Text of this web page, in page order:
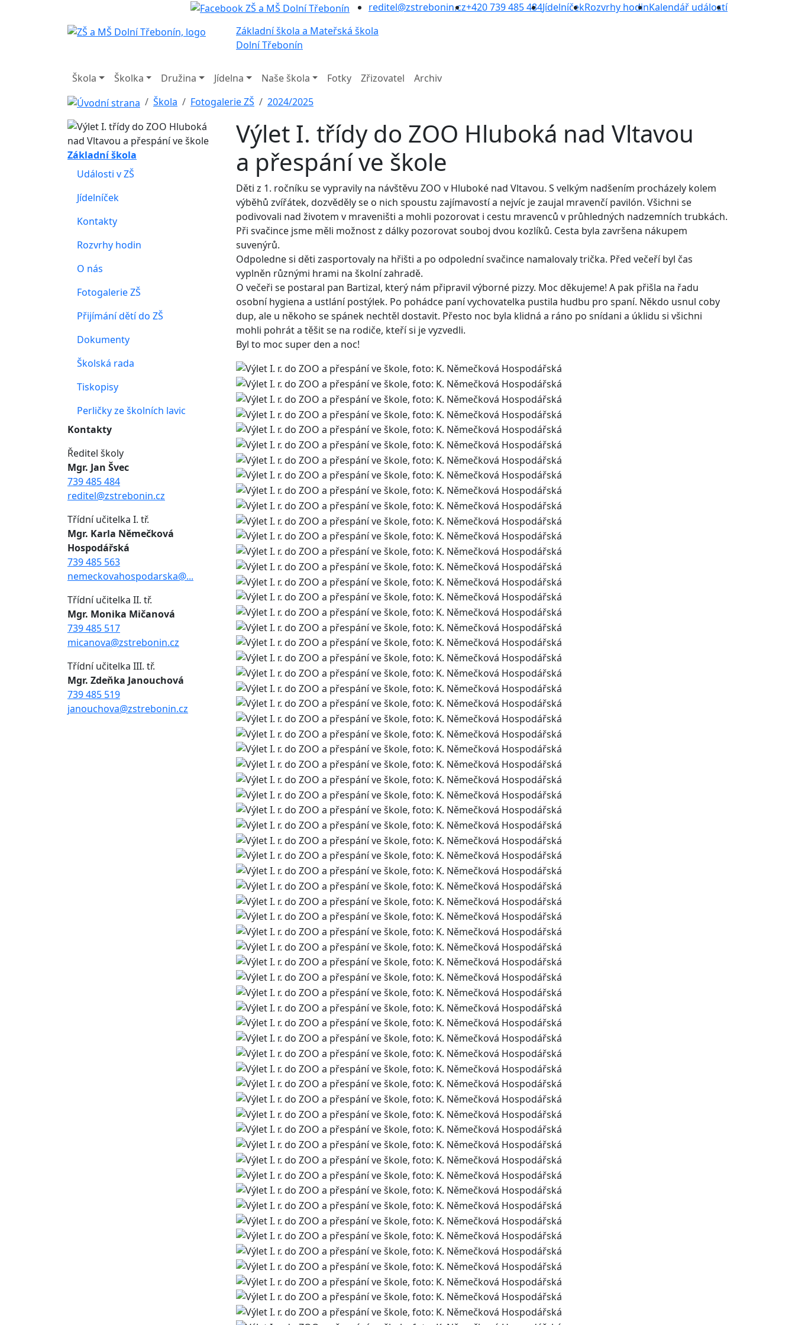
reditel@zstrebonin.cz+420 739 485 484JídelníčekRozvrhy hodinKalendář událostí
Základní škola a Mateřská škola
Dolní Třebonín
Škola Školka Družina Jídelna Naše škola Fotky Zřizovatel
Archiv
Škola
Fotogalerie ZŠ 2024/2025
Výlet I. třídy do ZOO Hluboká nad Vltavou
a přespání ve škole
Děti z 1. ročníku se vypravily na návštěvu ZOO v Hluboké nad Vltavou. S velkým nadšením procházely kolem
výběhů zvířátek, dozvěděly se o nich spoustu zajímavostí a nejvíc je zaujal mravenčí pavilón. Všichni se
podivovali nad životem v mraveništi a mohli pozorovat i cestu mravenců v průhledných nadzemních trubkách.
Při svačince jsme měli možnost z dálky pozorovat souboj dvou kozlíků. Cesta byla završena nákupem
suvenýrů.
Odpoledne si děti zasportovaly na hřišti a po odpolední svačince namalovaly trička. Před večeří byl čas
vyplněn různými hrami na školní zahradě.
O večeři se postaral pan Bartizal, který nám připravil výborné pizzy. Moc děkujeme! A pak přišla na řadu
osobní hygiena a ustlání postýlek. Po pohádce paní vychovatelka pustila hudbu pro spaní. Někdo usnul coby
dup, ale u někoho se spánek nechtěl dostavit. Přesto noc byla klidná a ráno po snídani a úklidu si všichni
mohli pohrát a těšit se na rodiče, kteří si je vyzvedli.
Byl to moc super den a noc!
Základní škola
Události v ZŠ
Jídelníček
Kontakty
Rozvrhy hodin
O nás
Fotogalerie ZŠ
Přijímání dětí do ZŠ
Dokumenty
Školská rada
Tiskopisy
Perličky ze školních lavic
Kontakty
Ředitel školy
Mgr. Jan Švec
739 485 484
reditel@zstrebonin.cz
Třídní učitelka I. tř.
Mgr. Karla Němečková
Hospodářská
739 485 563
nemeckovahospodarska@...
Třídní učitelka II. tř.
Mgr. Monika Mičanová
739 485 517
micanova@zstrebonin.cz
Třídní učitelka III. tř.
Mgr. Zdeňka Janouchová
739 485 519
janouchova@zstrebonin.cz